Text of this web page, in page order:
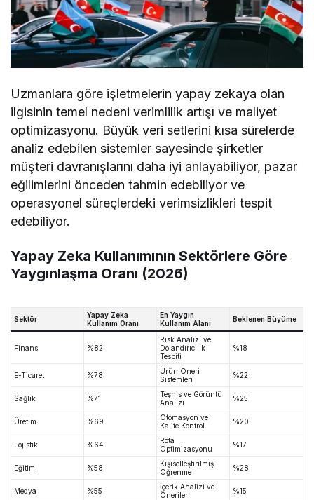
Uzmanlara göre işletmelerin yapay zekaya olan
ilgisinin temel nedeni verimlilik artışı ve maliyet
optimizasyonu. Büyük veri setlerini kısa sürelerde
analiz edebilen sistemler sayesinde şirketler
müşteri davranışlarını daha iyi anlayabiliyor, pazar
eğilimlerini önceden tahmin edebiliyor ve
operasyonel süreçlerdeki verimsizlikleri tespit
edebiliyor.
Yapay Zeka Kullanımının Sektörlere Göre
Yaygınlaşma Oranı (2026)
Sektör
Yapay Zeka
Kullanım Oranı
En Yaygın
Kullanım Alanı
Beklenen Büyüme
Finans %82
Risk Analizi ve
Dolandırıcılık
Tespiti
%18
E-Ticaret %78
Ürün Öneri
Sistemleri
%22
Sağlık %71
Teşhis ve Görüntü
Analizi
%25
Üretim %69
Otomasyon ve
Kalite Kontrol
%20
Lojistik %64
Rota
Optimizasyonu
%17
Eğitim %58
Kişiselleştirilmiş
Öğrenme
%28
Medya %55
İçerik Analizi ve
Öneriler
%15